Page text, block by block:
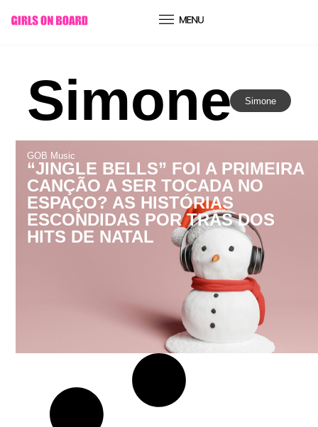
conteúdo
Simone Simone
GOB Music
“JINGLE BELLS” FOI A PRIMEIRA
CANÇÃO A SER TOCADA NO
ESPAÇO? AS HISTÓRIAS
ESCONDIDAS POR TRÁS DOS
HITS DE NATAL